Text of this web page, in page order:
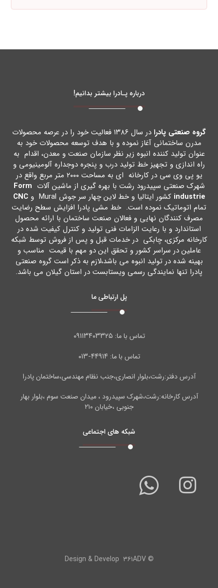
درباره پـادرا بیشتر بدانیم!
گروه صنعتی پادرا
در سال ۱۳۸۶ فعالیت خود را در عرصه محصولات
مدرن ساختمانی آغاز نموده و با هدف توسعه محصولات خود به
عنوان تولید کننده انبوه زیر نظر سازمان صنعت و معدن، اقدام به
راه اندازي و تجهیز خط تولید درب و پنجره دوجداره آلومینیومی و
یو پی وي سی در کارخانه اي به مساحت ۲۰۰۰ متر مربع واقع در
شهرك صنعتی سپیدرود رشت با بهره گیري از ماشین آلات Form
industrie کشور ایتالیا و خط لاین چهار سر جوش Mural و
CNC
تمام اتوماتیک نموده است. خط مشی پادرا افزایش سطح رضایت
مصرف کنندگان نهایی و فعالان صنعت ساختمان با ارائه محصول
استاندارد و با رعایت الزامات فنی تولید و کنترل کیفیت شده در
کارخانه مرکزي، چابکی در خدمات قبل و پس از فروش توسط شبکه
عاملین در سراسر کشور و تحقق این دو مهم با قیمت مناسب و
بهینه شده در تولید انبوه می باشد،لازم به ذکر است گروه صنعتی
پادرا تنها نمایندگی رسمی ویستابست در استان گیلان می باشد.
پل ارتباطی ما
تماس با ما:۰۹۱۱۳۴۰۳۳۲۵
تماس با ما: ۴۴۹۱۴-۰۱۳
آدرس دفتر:رشت،بلوار انصاری،جنب نظام مهندسی،ساختمان پادرا
آدرس کارخانه:رشت،شهرک سپیدرود ، میدان صنعت سوم ،بلوار بهار
جنوبی ،خیابان ۲۱۰
شبکه های اجتماعی
© Design & Develop۳۶۱ADV